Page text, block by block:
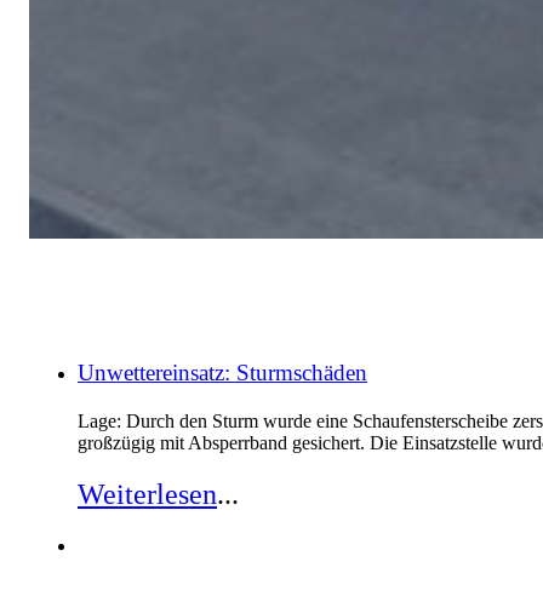
Unwettereinsatz: Sturmschäden
Lage: Durch den Sturm wurde eine Schaufensterscheibe
großzügig mit Absperrband gesichert. Die Einsatzstelle
Weiterlesen...